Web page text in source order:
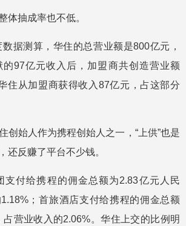
体抽成率也不低。
据测算，华住的总营业额是800亿元，
97亿元收入后，加盟商共创造营业额
住从加盟商获得收入87亿元，占这部分
创始人作为携程创始人之一，“上供”也是
还反赚了平台不少钱。
支付给携程的佣金总额为2.83亿元人民
；首旅酒店支付给携程的佣金总额
占营业收入的2.06%。华住上交的比例明